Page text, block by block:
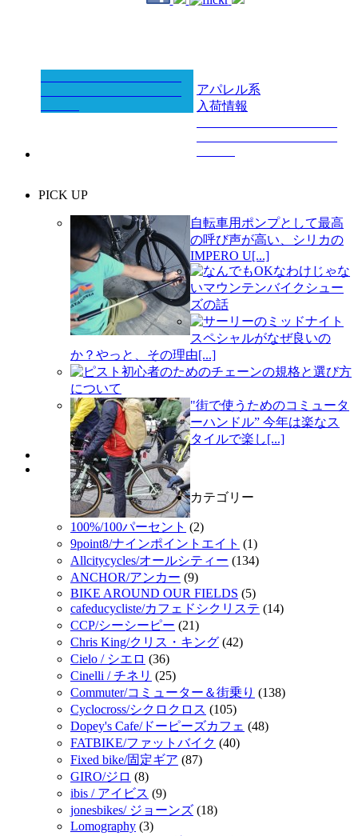
アパレル系
入荷情報
PICK UP
自転車用ポンプとして最高
の呼び声が高い、シリカの
IMPERO U[...]
なんでもOKなわけじゃな
いマウンテンバイクシュー
ズの話
サーリーのミッドナイト
スペシャルがなぜ良いの
か？やっと、その理由[...]
ピスト初心者のためのチェーンの規格と選び方
について
"街で使うためのコミュータ
ーハンドル” 今年は楽なス
タイルで楽し[...]
カテゴリー
100%/100パーセント (2)
9point8/ナインポイントエイト (1)
Allcitycycles/オールシティー (134)
ANCHOR/アンカー (9)
BIKE AROUND OUR FIELDS (5)
cafeducycliste/カフェドシクリステ (14)
CCP/シーシーピー (21)
Chris King/クリス・キング (42)
Cielo / シエロ (36)
Cinelli / チネリ (25)
Commuter/コミューター＆街乗り (138)
Cyclocross/シクロクロス (105)
Dopey's Cafe/ドーピーズカフェ (48)
FATBIKE/ファットバイク (40)
Fixed bike/固定ギア (87)
GIRO/ジロ (8)
ibis / アイビス (9)
jonesbikes/ ジョーンズ (18)
Lomography (3)